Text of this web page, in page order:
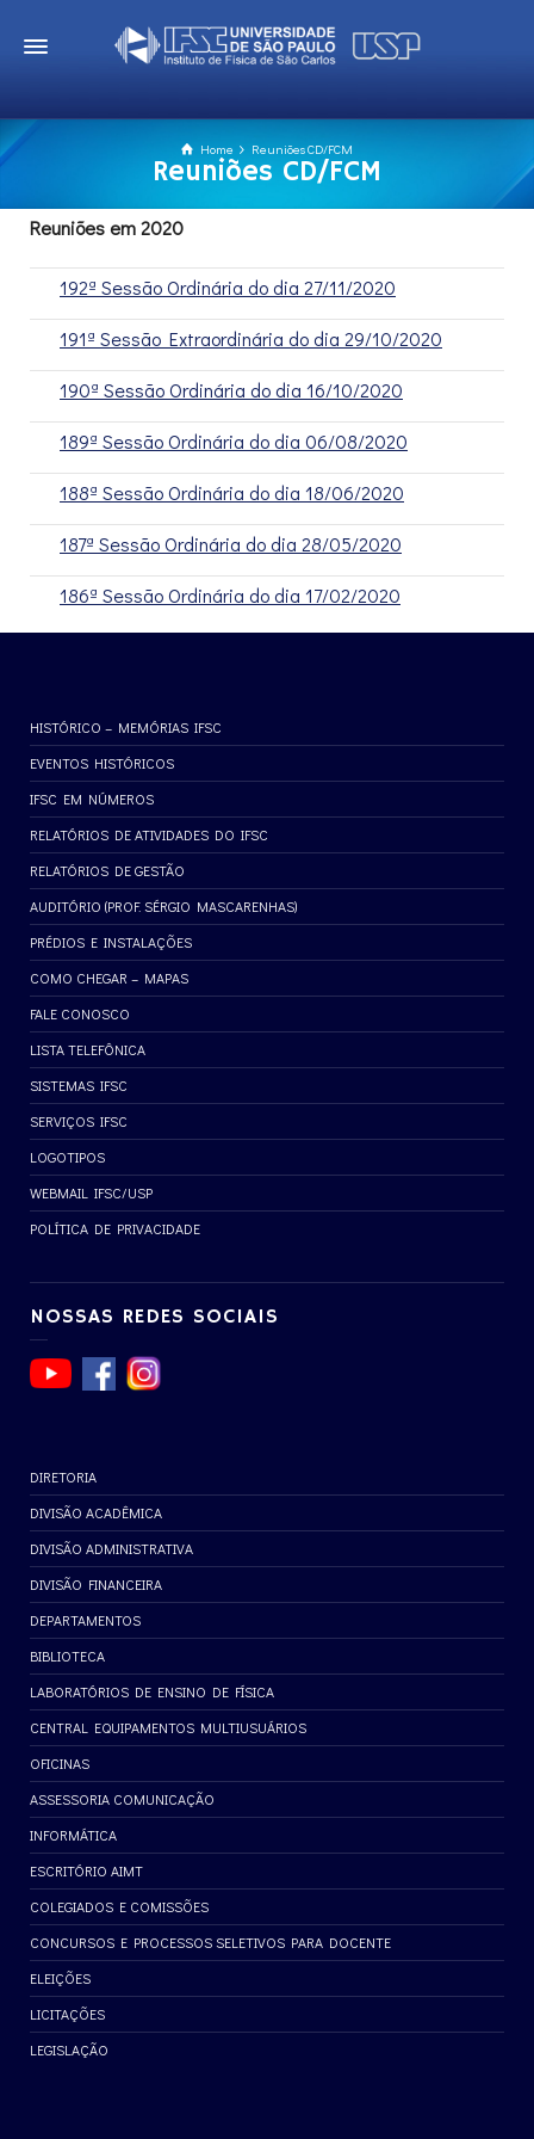
Home Reuniões CD/FCM
Reuniões CD/FCM
Reuniões em 2020
192ª Sessão Ordinária do dia 27/11/2020
191ª Sessão Extraordinária do dia 29/10/2020
190ª Sessão Ordinária do dia 16/10/2020
189ª Sessão Ordinária do dia 06/08/2020
188ª Sessão Ordinária do dia 18/06/2020
187ª Sessão Ordinária do dia 28/05/2020
186ª Sessão Ordinária do dia 17/02/2020
HISTÓRICO – MEMÓRIAS IFSC
EVENTOS HISTÓRICOS
IFSC EM NÚMEROS
RELATÓRIOS DE ATIVIDADES DO IFSC
RELATÓRIOS DE GESTÃO
AUDITÓRIO (PROF. SÉRGIO MASCARENHAS)
PRÉDIOS E INSTALAÇÕES
COMO CHEGAR – MAPAS
FALE CONOSCO
LISTA TELEFÔNICA
SISTEMAS IFSC
SERVIÇOS IFSC
LOGOTIPOS
WEBMAIL IFSC/USP
POLÍTICA DE PRIVACIDADE
NOSSAS REDES SOCIAIS
DIRETORIA
DIVISÃO ACADÊMICA
DIVISÃO ADMINISTRATIVA
DIVISÃO FINANCEIRA
DEPARTAMENTOS
BIBLIOTECA
LABORATÓRIOS DE ENSINO DE FÍSICA
CENTRAL EQUIPAMENTOS MULTIUSUÁRIOS
OFICINAS
ASSESSORIA COMUNICAÇÃO
INFORMÁTICA
ESCRITÓRIO AIMT
COLEGIADOS E COMISSÕES
CONCURSOS E PROCESSOS SELETIVOS PARA DOCENTE
ELEIÇÕES
LICITAÇÕES
LEGISLAÇÃO